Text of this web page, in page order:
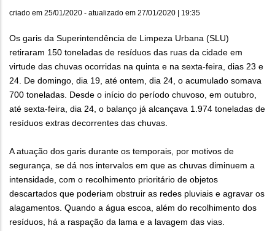
criado em 25/01/2020 - atualizado em 27/01/2020 | 19:35
Os garis da Superintendência de Limpeza Urbana (SLU)
retiraram 150 toneladas de resíduos das ruas da cidade em
virtude das chuvas ocorridas na quinta e na sexta-feira, dias 23 e
24. De domingo, dia 19, até ontem, dia 24, o acumulado somava
700 toneladas. Desde o início do período chuvoso, em outubro,
até sexta-feira, dia 24, o balanço já alcançava 1.974 toneladas de
resíduos extras decorrentes das chuvas.
A atuação dos garis durante os temporais, por motivos de
segurança, se dá nos intervalos em que as chuvas diminuem a
intensidade, com o recolhimento prioritário de objetos
descartados que poderiam obstruir as redes pluviais e agravar os
alagamentos. Quando a água escoa, além do recolhimento dos
resíduos, há a raspação da lama e a lavagem das vias.